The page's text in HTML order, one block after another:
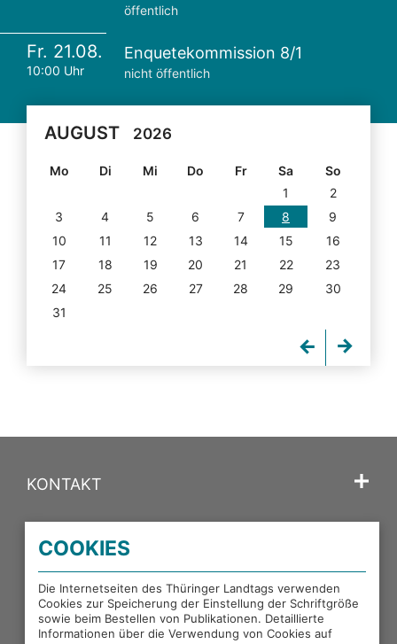
öffentlich
Fr. 21.08.
10:00 Uhr
Enquetekommission 8/1
nicht öffentlich
AUGUST 2026
Mo Di Mi Do Fr Sa
So
1
2
3
4 5 6 7 8
9
10
11 12 13 14 15
16
17
18 19 20 21 22
23
24
25 26 27 28 29
30
31
KONTAKT
PORTALE DES THÜRINGER LANDTAGS
EXTERNE LINKS
COOKIES
Die Internetseiten des Thüringer Landtags verwenden
Cookies zur Speicherung der Einstellung der Schriftgröße
sowie beim Bestellen von Publikationen. Detaillierte
Informationen über die Verwendung von Cookies auf